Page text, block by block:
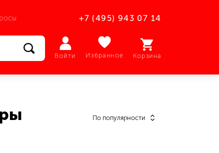
+7 (495) 943 07 14
Войти
Избранное Корзина
По популярности